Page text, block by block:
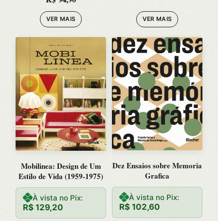
VER MAIS VER MAIS
Mobilinea: Design de Um
Estilo de Vida (1959-1975)
À vista no Pix:
R$ 129,20
Dez Ensaios sobre Memoria
Grafica
À vista no Pix:
R$ 102,60